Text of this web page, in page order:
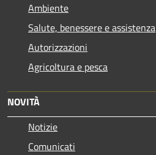
Ambiente
Salute, benessere e assistenza
Autorizzazioni
Agricoltura e pesca
NOVITÀ
Notizie
Comunicati